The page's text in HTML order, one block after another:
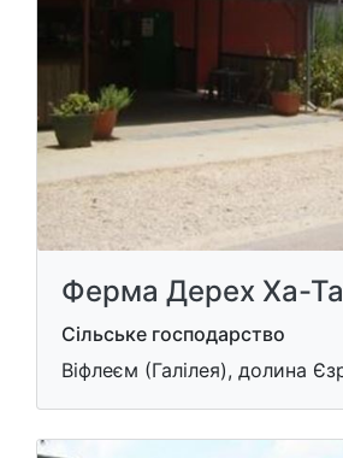
Ферма Дерех Ха-
Сільське господарство
Віфлеєм (Галілея), долина